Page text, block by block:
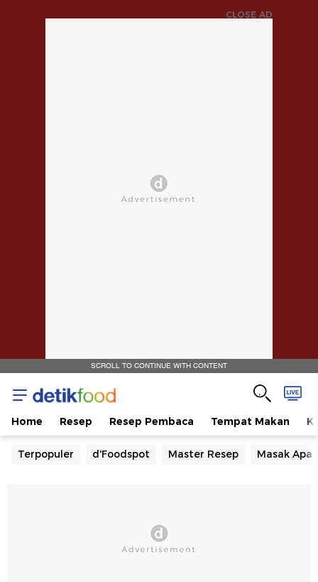
CLOSE AD
SCROLL TO CONTINUE WITH CONTENT
Home Resep Resep Pembaca Tempat Makan
Terpopuler d'Foodspot Master Resep Masak Apa